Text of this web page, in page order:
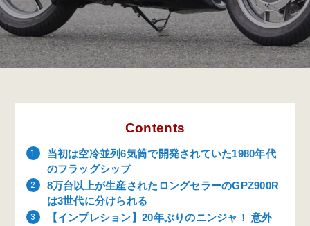
Contents
当初は空冷並列6気筒で開発されていた1980年代
のフラッグシップ
8万台以上が生産されたロングセラーのGPZ900R
は3世代に分けられる
【インプレション】20年ぶりのニンジャ！ 意外